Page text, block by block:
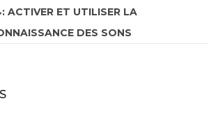
ACTIVER ET UTILISER LA
DES SONS